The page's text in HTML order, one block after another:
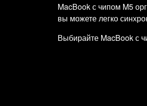
MacBook с чипом M5
вы можете легко
Выбирайте MacBook с